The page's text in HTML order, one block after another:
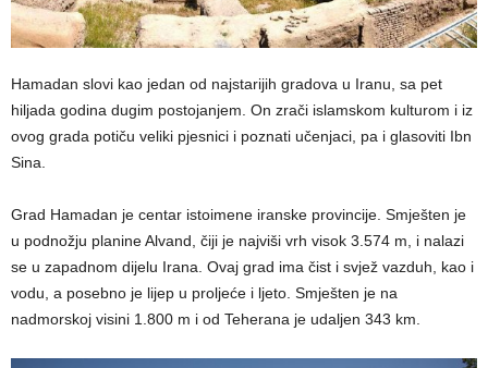
Hamadan slovi kao jedan od najstarijih gradova u Iranu, sa pet
hiljada godina dugim postojanjem. On zrači islamskom kulturom i iz
ovog grada potiču veliki pjesnici i poznati učenjaci, pa i glasoviti Ibn
Sina.
Grad Hamadan je centar istoimene iranske provincije. Smješten je
u podnožju planine Alvand, čiji je najviši vrh visok 3.574 m, i nalazi
se u zapadnom dijelu Irana. Ovaj grad ima čist i svjež vazduh, kao i
vodu, a posebno je lijep u proljeće i ljeto. Smješten je na
nadmorskoj visini 1.800 m i od Teherana je udaljen 343 km.